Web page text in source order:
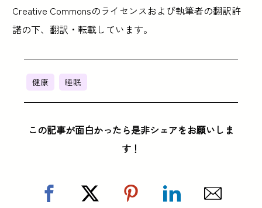
Creative Commonsのライセンスおよび執筆者の翻訳許
諾の下、翻訳・転載しています。
健康 睡眠
この記事が面白かったら是非シェアをお願いしま
す！